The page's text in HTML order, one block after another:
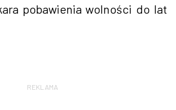
pobawienia wolności do lat
REKLAMA